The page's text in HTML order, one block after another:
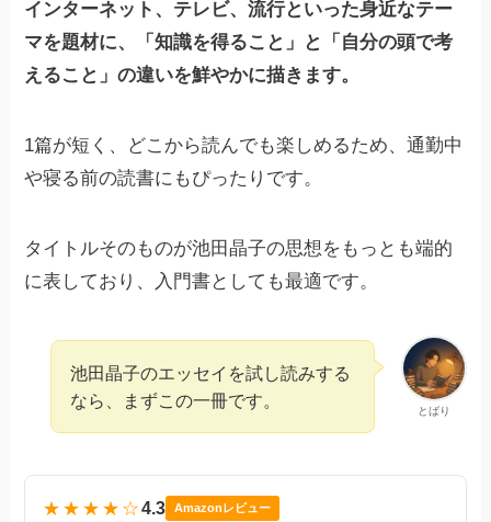
インターネット、テレビ、流行といった身近なテー
マを題材に、「知識を得ること」と「自分の頭で考
えること」の違いを鮮やかに描きます。
1篇が短く、どこから読んでも楽しめるため、通勤中
や寝る前の読書にもぴったりです。
タイトルそのものが池田晶子の思想をもっとも端的
に表しており、入門書としても最適です。
とばり
池田晶子のエッセイを試し読みする
なら、まずこの一冊です。
★★★★☆4.3 Amazonレビュー